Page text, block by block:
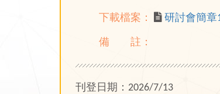
下載檔案： 研討會簡章
備 註：
刊登日期：2026/7/13